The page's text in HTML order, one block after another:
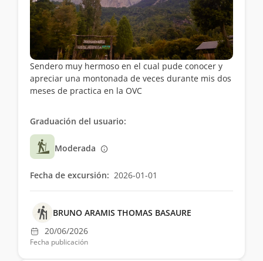
Sendero muy hermoso en el cual pude conocer y
apreciar una montonada de veces durante mis dos
meses de practica en la OVC
Graduación del usuario:
Moderada
Fecha de excursión: 2026-01-01
BRUNO ARAMIS THOMAS BASAURE
20/06/2026
Fecha publicación